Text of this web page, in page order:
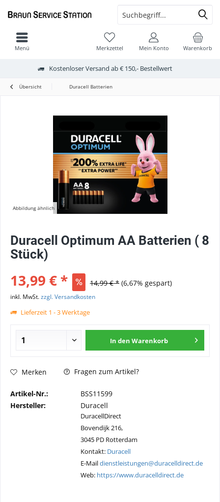
Kostenloser Versand ab € 150,- Bestellwert
Warenkorb
Merkzettel Mein Konto
Menü
Übersicht Duracell Batterien
Abbildung ähnlich
Duracell Optimum AA Batterien ( 8
Stück)
13,99 € * 14,99 € * (6,67% gespart)
inkl. MwSt.zzgl. Versandkosten
Lieferzeit 1 - 3 Werktage
In den Warenkorb
Merken Fragen zum Artikel?
Artikel-Nr.:
BSS11599
Hersteller:
Duracell
DuracellDirect
Bovendijk 216,
3045 PD Rotterdam
Kontakt: Duracell
E-Maildienstleistungen@duracelldirect.de
Web: https://www.duracelldirect.de